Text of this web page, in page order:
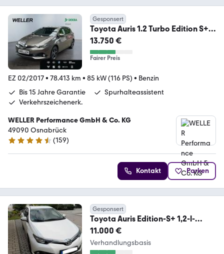
Gesponsert
Toyota Auris 1.2 Turbo Edition S+
*Kamera*SHZ*BT*Tempo*
13.750 €
Fairer Preis
EZ 02/2017• 78.413 km • 85 kW (116 PS) • Benzin
Bis 15 Jahre Garantie
Spurhalteassistent
Verkehrszeichenerk.
WELLER Performance GmbH & Co. KG
49090 Osnabrück
4.5 Sterne
(159)
Kontakt Parken
Gesponsert
Toyota Auris Edition-S+ 1,2-l-
Turbo S/S Edition-S+
11.000 €
Verhandlungsbasis